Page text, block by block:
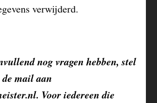
verwijderd.
nog vragen hebben, stel
mail aan
Voor iedereen die